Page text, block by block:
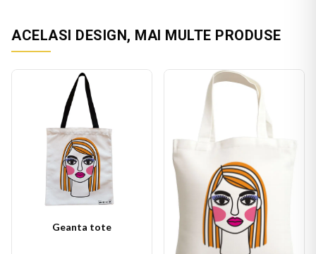
ACELASI DESIGN, MAI MULTE PRODUSE
Geanta tote